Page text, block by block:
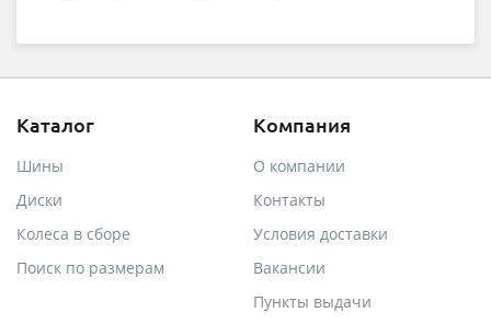
Каталог
Шины
Диски
Колеса в сборе
Поиск по размерам
Компания
О компании
Контакты
Условия доставки
Вакансии
Пункты выдачи